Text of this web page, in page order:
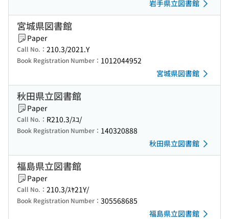
岩手県立図書館
宮城県図書館
Paper
Call No.： 210.3/2021.Y
Book Registration Number： 1012044952
宮城県図書館
秋田県立図書館
Paper
Call No.： R210.3/ｽｺ/
Book Registration Number： 140320888
秋田県立図書館
福島県立図書館
Paper
Call No.： 210.3/ｽﾔ21Y/
Book Registration Number： 305568685
福島県立図書館